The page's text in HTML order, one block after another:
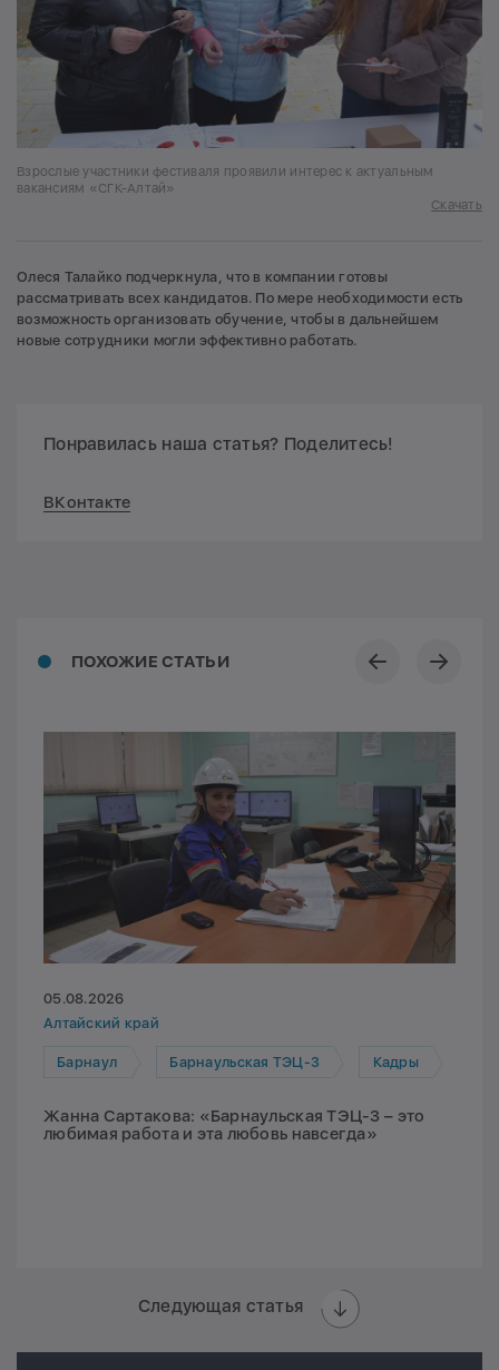
Взрослые участники фестиваля проявили интерес к актуальным
вакансиям «СГК-Алтай»
Скачать
Олеся Талайко подчеркнула, что в компании готовы
рассматривать всех кандидатов. По мере необходимости есть
возможность организовать обучение, чтобы в дальнейшем
новые сотрудники могли эффективно работать.
Понравилась наша статья? Поделитесь!
ВКонтакте
ПОХОЖИЕ СТАТЬИ
05.08.2026
Алтайский край
Барнаул Барнаульская ТЭЦ-3 Кадры
Жанна Сартакова: «Барнаульская ТЭЦ-3 – это
любимая работа и эта любовь навсегда»
Следующая статья